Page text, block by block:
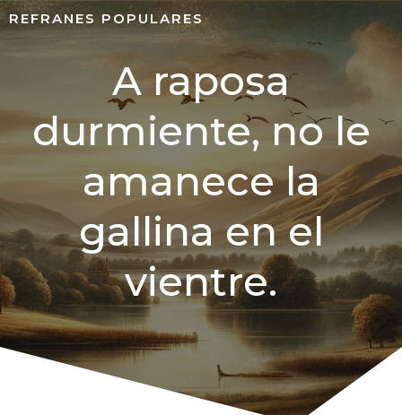
REFRANES POPULARES
A raposa
durmiente, no le
amanece la
gallina en el
vientre.